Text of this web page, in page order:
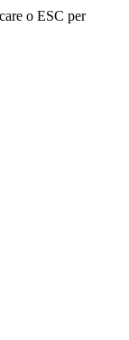
o ESC per